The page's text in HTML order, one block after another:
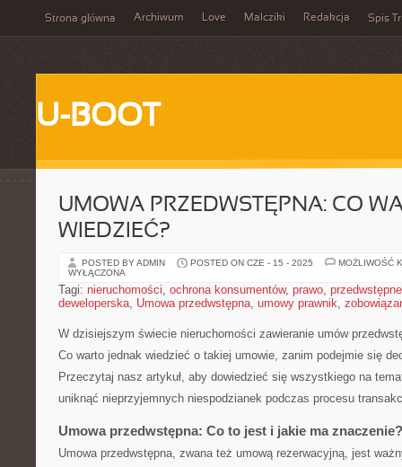
Strona główna Archiwum Love Malcziki Redakcja Spis
U-BOOT
UMOWA PRZEDWSTĘPNA: CO
WIEDZIEĆ?
POSTED BY ADMIN POSTED ON CZE - 15 - 2025
MOŻLIWOŚĆ
WYŁĄCZONA
Tagi: nieruchomości, ochrona konsumentów, prawo,
deweloperska, Umowa przedwstępna, umowy prawnik,
W‌ dzisiejszym⁢ świecie nieruchomości zawieranie ⁣umów
Co warto jednak wiedzieć o takiej ⁣umowie, zanim podejmie się
Przeczytaj nasz artykuł, aby dowiedzieć się​ wszystkiego na
uniknąć nieprzyjemnych niespodzianek podczas⁢ procesu
Umowa przedwstępna: Co to jest i jakie ma znaczenie?
Umowa przedwstępna, zwana też umową rezerwacyjną, jest